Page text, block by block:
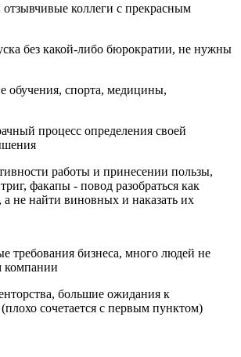
коллеги с прекрасным
без какой-либо бюрократии, не нужны
обучения, спорта, медицины,
процесс определения своей
работы и принесении пользы,
факапы - повод разобраться как
не найти виновных и наказать их
требования бизнеса, много людей не
компании
большие ожидания к
сочетается с первым пунктом)